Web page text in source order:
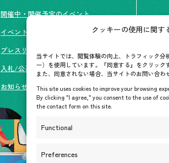
クッキーの使用に関す
当サイトでは、閲覧体験の向上、トラフィック
ー）を使用しています。『同意する』をクリック
また、同意されない場合、当サイトのお問い合わ
This site uses cookies to improve your browsing
By clicking "I agree," you consent to the use of
the contact form on this site.
Functional
Preferences
開催中・開催予定のイベント
イベント案内
プレスリリース/メディア掲載情報
入札/公募情報
お知らせ